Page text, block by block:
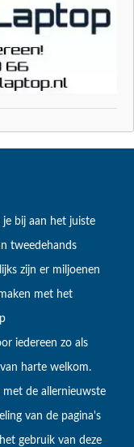
je bij aan het juiste
tweedehands
zijn er miljoenen
met het
iedereen zo als
harte welkom.
met de allernieuwste
van de pagina's
gebruik van deze